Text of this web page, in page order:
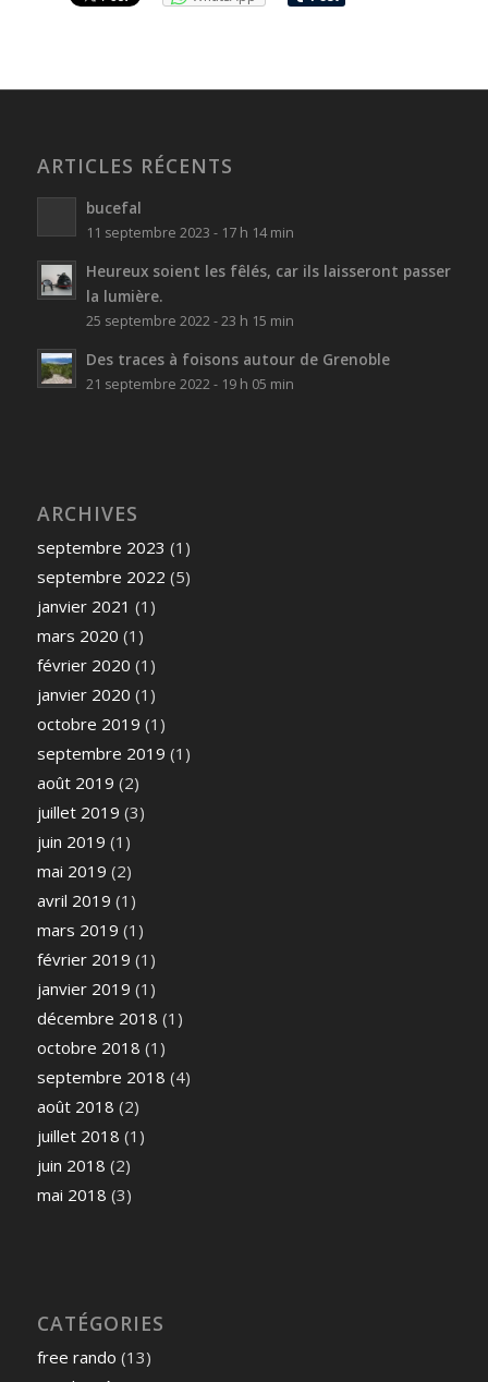
ARTICLES RÉCENTS
bucefal
11 septembre 2023 - 17 h 14 min
Heureux soient les fêlés, car ils laisseront passer
la lumière.
25 septembre 2022 - 23 h 15 min
Des traces à foisons autour de Grenoble
21 septembre 2022 - 19 h 05 min
ARCHIVES
septembre 2023 (1)
septembre 2022 (5)
janvier 2021 (1)
mars 2020 (1)
février 2020 (1)
janvier 2020 (1)
octobre 2019 (1)
septembre 2019 (1)
août 2019 (2)
juillet 2019 (3)
juin 2019 (1)
mai 2019 (2)
avril 2019 (1)
mars 2019 (1)
février 2019 (1)
janvier 2019 (1)
décembre 2018 (1)
octobre 2018 (1)
septembre 2018 (4)
août 2018 (2)
juillet 2018 (1)
juin 2018 (2)
mai 2018 (3)
CATÉGORIES
free rando (13)